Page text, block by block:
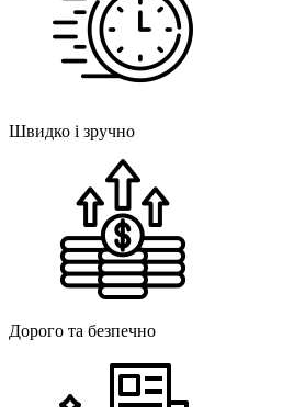
Швидко і зручно
Дорого та безпечно